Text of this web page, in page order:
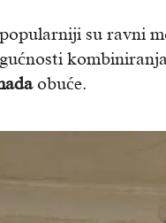
su ravni
obuće.